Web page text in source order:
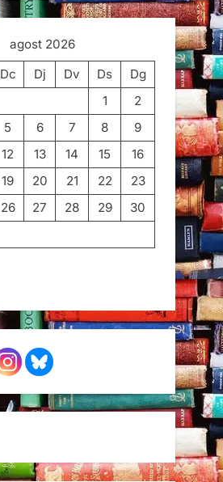
agost 2026
Dc Dj Dv Ds
Dg
1
2
5 6 7 8
9
12 13 14 15
16
19 20 21 22
23
26 27 28 29
30